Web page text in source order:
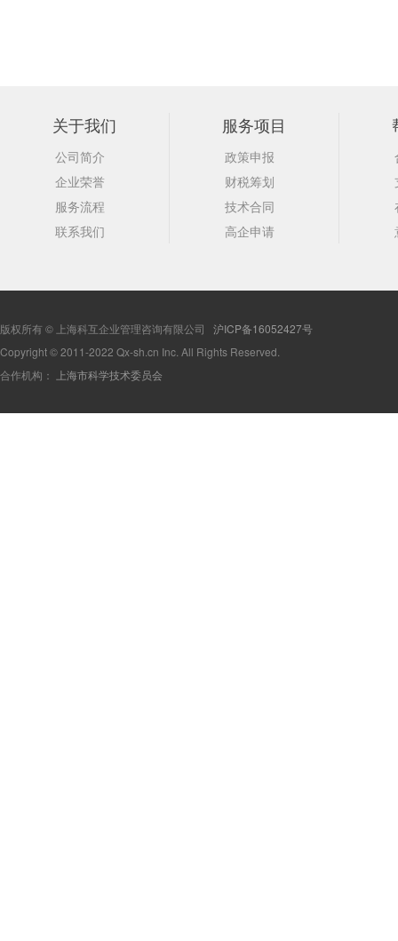
关于我们
公司简介
企业荣誉
服务流程
联系我们
服务项目
政策申报
财税筹划
技术合同
高企申请
版权所有 © 上海科互企业管理咨询有限公司 沪ICP备16052427号
Copyright © 2011-2022 Qx-sh.cn Inc. All Rights Reserved.
合作机构：
上海市科学技术委员会